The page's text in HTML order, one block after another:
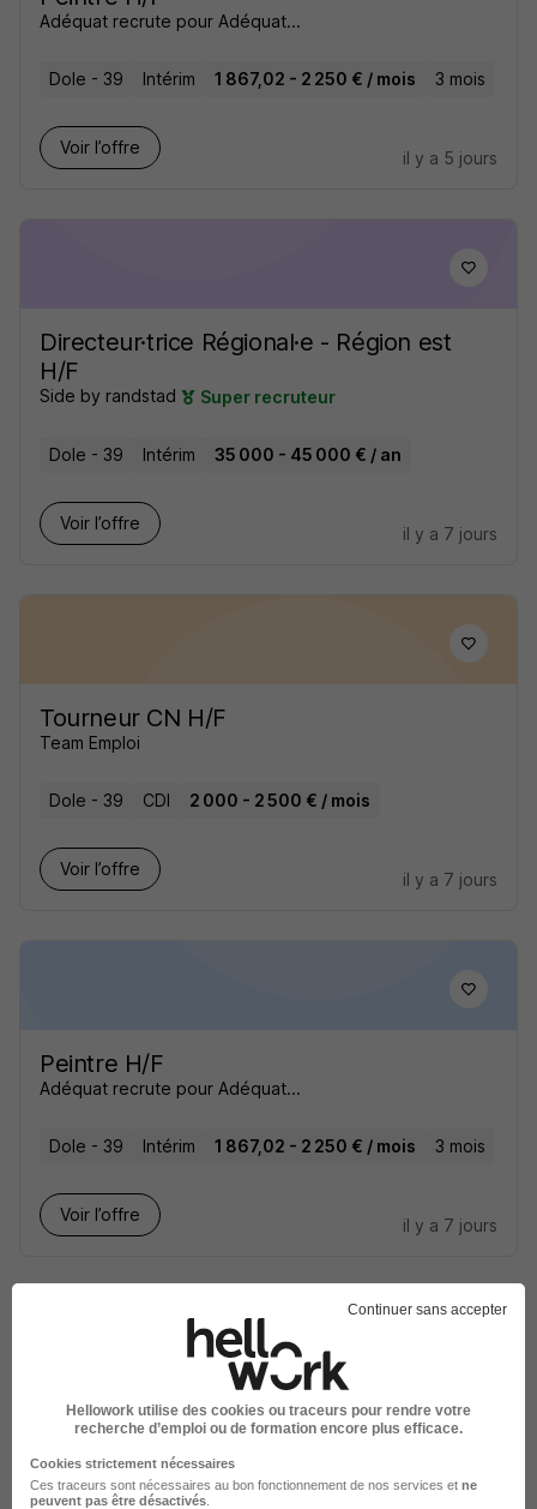
Adéquat recrute pour Adéquat...
Dole - 39 Intérim 1 867,02 - 2 250 € / mois 3 mois
Voir l’offre
il y a 5 jours
Directeur·trice Régional·e - Région est
H/F
Side by randstad Super recruteur
Dole - 39 Intérim 35 000 - 45 000 € / an
Voir l’offre
il y a 7 jours
Tourneur CN H/F
Team Emploi
Dole - 39 CDI 2 000 - 2 500 € / mois
Voir l’offre
il y a 7 jours
Peintre H/F
Adéquat recrute pour Adéquat...
Dole - 39 Intérim 1 867,02 - 2 250 € / mois 3 mois
Voir l’offre
il y a 7 jours
Aide Maçon H/F
Adéquat recrute pour Adéquat...
Dole - 39 Intérim 2 251 - 2 750 € / mois 3 mois
Continuer sans accepter
Hellowork utilise des cookies ou traceurs pour rendre votre
recherche d’emploi ou de formation encore plus efficace.
Cookies strictement nécessaires
Ces traceurs sont nécessaires au bon fonctionnement de nos services et ne
peuvent pas être désactivés